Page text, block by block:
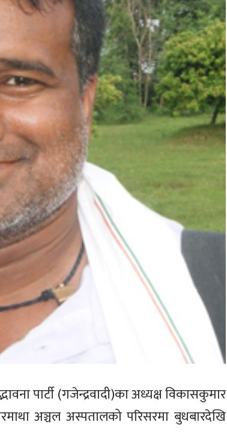
पार्टी (गजेन्द्रवादी)का अध्यक्ष विकासकुमार
अञ्चल अस्पतालको परिसरमा बुधबारदेखि